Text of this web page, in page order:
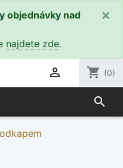
objednávky nad
najdete zde.
×
 shopping_cart (0)
search